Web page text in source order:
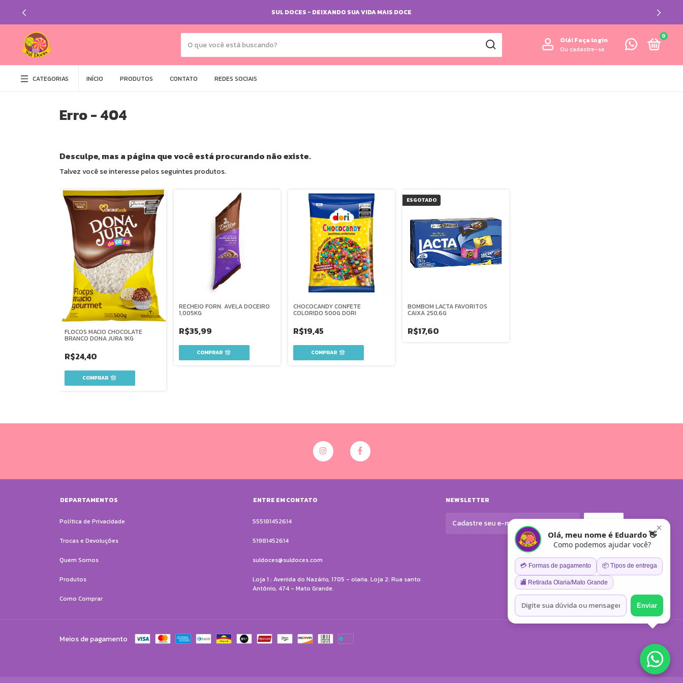
SUL DOCES - DEIXANDO SUA VIDA MAIS DOCE
Olá!Faça login
Ou cadastre-se
0
CATEGORIAS INÍCIO PRODUTOS CONTATO REDES SOCIAIS
Erro - 404
Desculpe, mas a página que você está procurando não existe.
Talvez você se interesse pelos seguintes produtos.
FLOCOS MACIO CHOCOLATE
BRANCO DONA JURA 1KG
R$24,40
RECHEIO FORN. AVELA DOCEIRO
1,005KG
R$35,99
CHOCOCANDY CONFETE
COLORIDO 500G DORI
R$19,45
ESGOTADO
BOMBOM LACTA FAVORITOS
CAIXA 250,6G
R$17,60
DEPARTAMENTOS
Política de Privacidade
Trocas e Devoluções
Quem Somos
Produtos
Como Comprar
ENTRE EM CONTATO
555181452614
51981452614
suldoces@suldoces.com
Loja 1 : Avenida do Nazário, 1705 - olaria. Loja 2: Rua santo
Antônio, 474 - Mato Grande.
NEWSLETTER
Meios de pagamento
×
Olá, meu nome é Eduardo 👋
Como podemos ajudar você?
💳 Formas de pagamento 📦 Tipos de entrega
🏬 Retirada Olaria/Mato Grande
Enviar